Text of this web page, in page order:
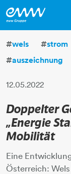
#wels #strom
#auszeichnung
12.05.2022
Doppelter
„Energie
Mobilität
Eine
Österreich: